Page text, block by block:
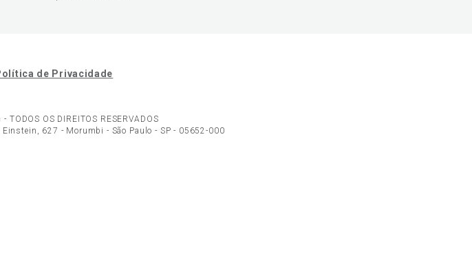
de Privacidade
- TODOS OS DIREITOS RESERVADOS
627 - Morumbi - São Paulo - SP - 05652-000